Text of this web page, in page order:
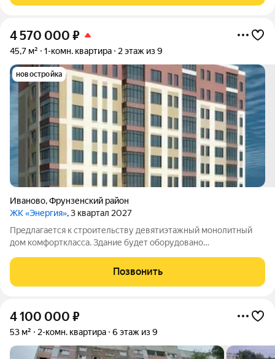
4 570 000 ₽
45,7 м² 1-комн. квартира 2 этаж из 9
новостройка
Иваново,Фрунзенский район
ЖК «Энергия», 3 квартал 2027
Предлагается к строительству девятиэтажный монолитный
дом комфорткласса. Здание будет оборудовано
запланированы квартиры евроформата с одной, двумя или
Позвонить
4 100 000 ₽
53 м² 2-комн. квартира 6 этаж из 9